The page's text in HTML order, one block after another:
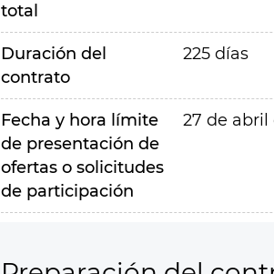
total
Duración del
contrato
225 días
Fecha y hora límite
de presentación de
ofertas o solicitudes
de participación
27 de abril